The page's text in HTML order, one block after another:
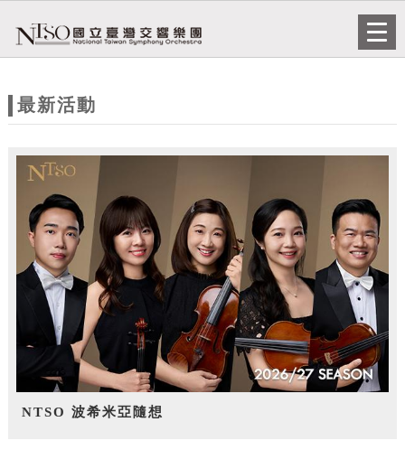
站
題
最新活動
NTSO 波希米亞隨想